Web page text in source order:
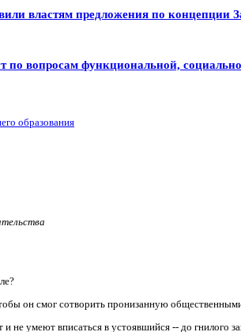
властям предложения по концепции
по вопросам функциональной,
образования
он смог сотворить пронизанную
не умеют вписаться в устоявшийся -- до гнилого